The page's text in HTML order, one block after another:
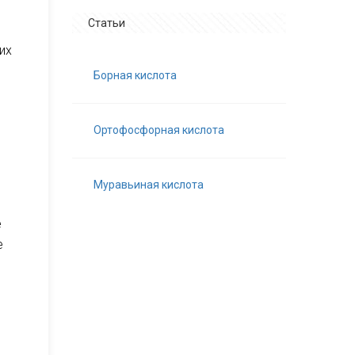
Статьи
Борная кислота
Ортофосфорная кислота
Муравьиная кислота